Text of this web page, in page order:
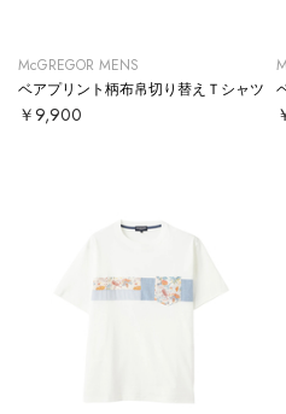
McGREGOR MENS
ベアプリント柄布帛切り替えＴシャツ
￥9,900